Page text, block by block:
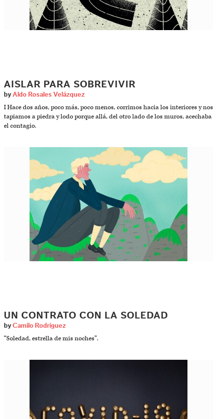
AISLAR PARA SOBREVIVIR
by Aldo Rosales Velázquez
I Hace dos años, poco más, poco menos, corrimos hacia los interiores y nos
tapiamos a piedra y lodo porque allá, del otro lado de los muros, acechaba
el contagio.
UN CONTRATO CON LA SOLEDAD
by Camilo Rodríguez
“Soledad, estrella de mis noches”.